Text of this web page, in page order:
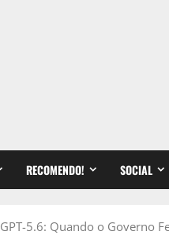
RECOMENDO! SOCIAL
GPT-5.6: Quando o Governo